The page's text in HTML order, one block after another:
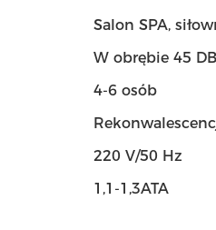
Salon SPA,
W obrębie 45
4-6 osób
220 V/50 Hz
1,1-1,3ATA